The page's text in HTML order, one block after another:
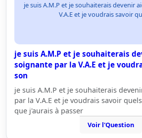
je suis A.M.P et je souhaiterais devenir
V.A.E et je voudrais savoir
je suis A.M.P et je souhaiterais
soignante par la V.A.E et je
son
je suis A.M.P et je souhaiterais
par la V.A.E et je voudrais savoir
que j'aurais à passer
Voir l'Question